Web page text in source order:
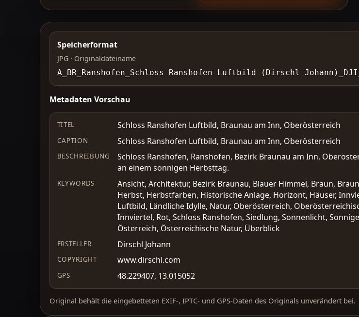
Speicherformat
JPG · Originaldateiname
A_BR_Ranshofen_Schloss Ranshofen Luftbild (Dirschl
Metadaten Vorschau
TITEL Schloss Ranshofen Luftbild, Braunau am Inn, Oberösterreich
CAPTION Schloss Ranshofen Luftbild, Braunau am Inn, Oberösterreich
BESCHREIBUNG
Schloss Ranshofen, Ranshofen, Bezirk Braunau am Inn,
an einem sonnigen Herbsttag.
KEYWORDS
Ansicht, Architektur, Bezirk Braunau, Blauer Himmel, Braun,
Herbst, Herbstfarben, Historische Anlage, Horizont, Häuser,
Luftbild, Ländliche Idylle, Natur, Oberösterreich,
Innviertel, Rot, Schloss Ranshofen, Siedlung, Sonnenlicht,
Österreich, Österreichische Natur, Überblick
ERSTELLER Dirschl Johann
COPYRIGHT www.dirschl.com
GPS 48.229407, 13.015052
Original behält die eingebetteten EXIF-, IPTC- und GPS-Daten des Originals unverändert bei.